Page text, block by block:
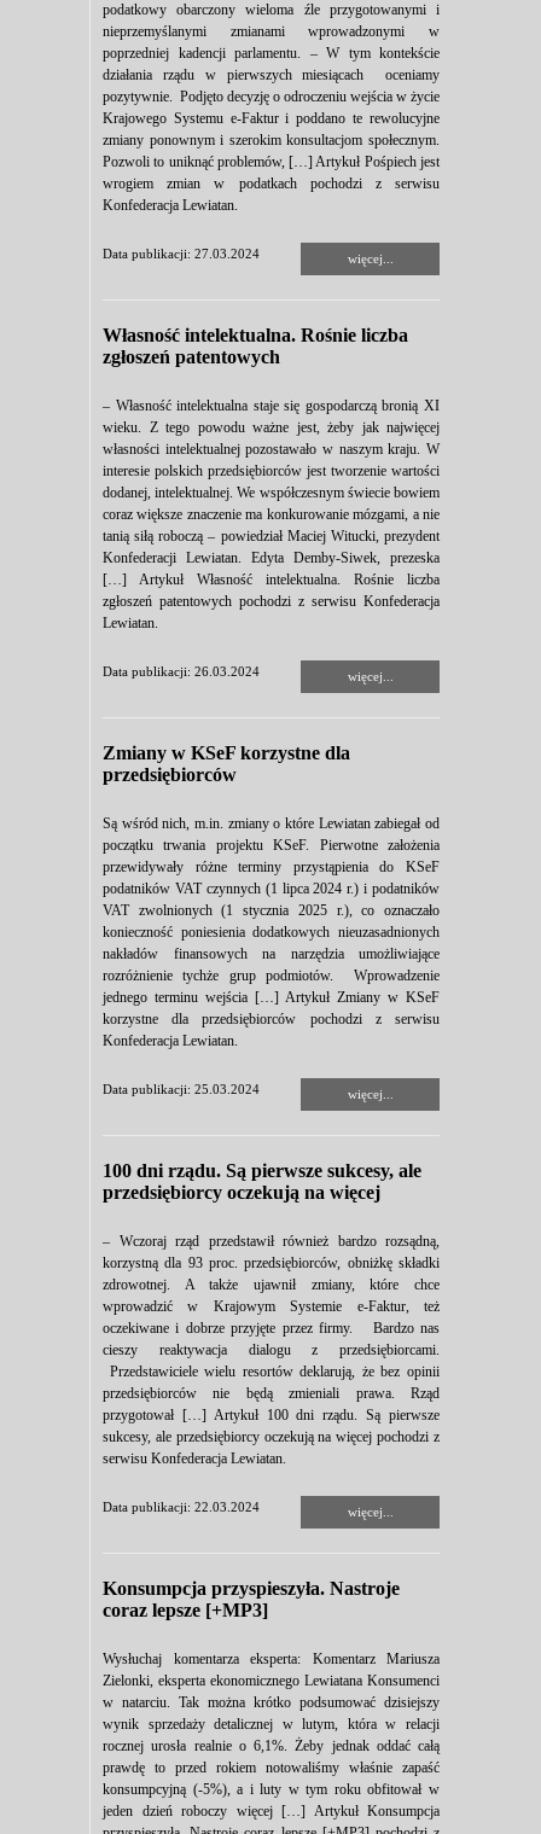
podatkowy obarczony wieloma źle przygotowanymi i
nieprzemyślanymi zmianami wprowadzonymi w
poprzedniej kadencji parlamentu. – W tym kontekście
działania rządu w pierwszych miesiącach oceniamy
pozytywnie. Podjęto decyzję o odroczeniu wejścia w życie
Krajowego Systemu e-Faktur i poddano te rewolucyjne
zmiany ponownym i szerokim konsultacjom społecznym.
Pozwoli to uniknąć problemów, […] Artykuł Pośpiech jest
wrogiem zmian w podatkach pochodzi z serwisu
Konfederacja Lewiatan.
Data publikacji: 27.03.2024 więcej...
Własność intelektualna. Rośnie liczba
zgłoszeń patentowych
– Własność intelektualna staje się gospodarczą bronią XI
wieku. Z tego powodu ważne jest, żeby jak najwięcej
własności intelektualnej pozostawało w naszym kraju. W
interesie polskich przedsiębiorców jest tworzenie wartości
dodanej, intelektualnej. We współczesnym świecie bowiem
coraz większe znaczenie ma konkurowanie mózgami, a nie
tanią siłą roboczą – powiedział Maciej Witucki, prezydent
Konfederacji Lewiatan. Edyta Demby-Siwek, prezeska
[…] Artykuł Własność intelektualna. Rośnie liczba
zgłoszeń patentowych pochodzi z serwisu Konfederacja
Lewiatan.
Data publikacji: 26.03.2024 więcej...
Zmiany w KSeF korzystne dla
przedsiębiorców
Są wśród nich, m.in. zmiany o które Lewiatan zabiegał od
początku trwania projektu KSeF. Pierwotne założenia
przewidywały różne terminy przystąpienia do KSeF
podatników VAT czynnych (1 lipca 2024 r.) i podatników
VAT zwolnionych (1 stycznia 2025 r.), co oznaczało
konieczność poniesienia dodatkowych nieuzasadnionych
nakładów finansowych na narzędzia umożliwiające
rozróżnienie tychże grup podmiotów. Wprowadzenie
jednego terminu wejścia […] Artykuł Zmiany w KSeF
korzystne dla przedsiębiorców pochodzi z serwisu
Konfederacja Lewiatan.
Data publikacji: 25.03.2024 więcej...
100 dni rządu. Są pierwsze sukcesy, ale
przedsiębiorcy oczekują na więcej
– Wczoraj rząd przedstawił również bardzo rozsądną,
korzystną dla 93 proc. przedsiębiorców, obniżkę składki
zdrowotnej. A także ujawnił zmiany, które chce
wprowadzić w Krajowym Systemie e-Faktur, też
oczekiwane i dobrze przyjęte przez firmy. Bardzo nas
cieszy reaktywacja dialogu z przedsiębiorcami.
Przedstawiciele wielu resortów deklarują, że bez opinii
przedsiębiorców nie będą zmieniali prawa. Rząd
przygotował […] Artykuł 100 dni rządu. Są pierwsze
sukcesy, ale przedsiębiorcy oczekują na więcej pochodzi z
serwisu Konfederacja Lewiatan.
Data publikacji: 22.03.2024 więcej...
Konsumpcja przyspieszyła. Nastroje
coraz lepsze [+MP3]
Wysłuchaj komentarza eksperta: Komentarz Mariusza
Zielonki, eksperta ekonomicznego Lewiatana Konsumenci
w natarciu. Tak można krótko podsumować dzisiejszy
wynik sprzedaży detalicznej w lutym, która w relacji
rocznej urosła realnie o 6,1%. Żeby jednak oddać całą
prawdę to przed rokiem notowaliśmy właśnie zapaść
konsumpcyjną (-5%), a i luty w tym roku obfitował w
jeden dzień roboczy więcej […] Artykuł Konsumpcja